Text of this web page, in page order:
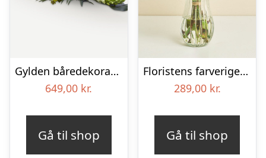
Gylden båredekoration
649,00 kr.
Gå til shop
Floristens farverige kondolencebuket
289,00 kr.
Gå til shop